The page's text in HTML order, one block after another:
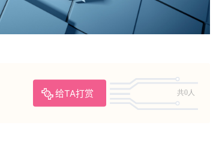
给TA打赏 共0人